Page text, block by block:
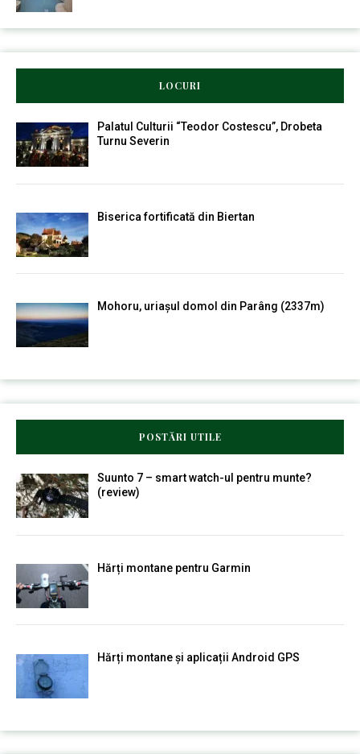
LOCURI
Palatul Culturii “Teodor Costescu”, Drobeta
Turnu Severin
Biserica fortificată din Biertan
Mohoru, uriașul domol din Parâng (2337m)
POSTĂRI UTILE
Suunto 7 – smart watch-ul pentru munte?
(review)
Hărți montane pentru Garmin
Hărți montane și aplicații Android GPS